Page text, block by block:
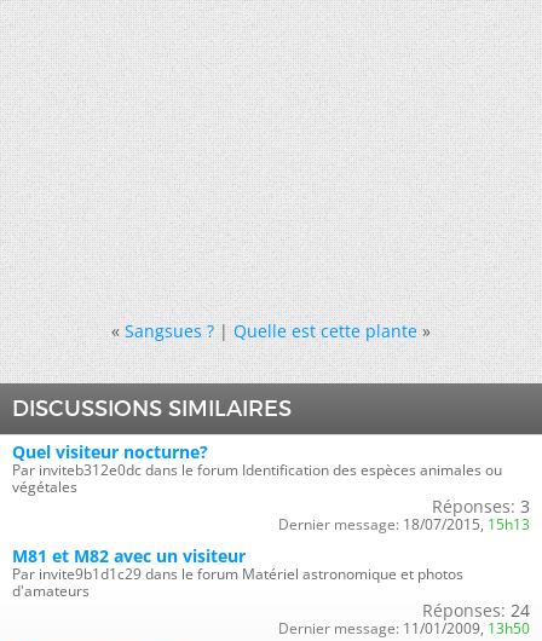
« Sangsues ?|Quelle est cette plante »
DISCUSSIONS SIMILAIRES
Quel visiteur nocturne?
Par inviteb312e0dc dans le forum Identification des espèces animales ou
végétales
Réponses: 3
Dernier message: 18/07/2015, 15h13
M81 et M82 avec un visiteur
Par invite9b1d1c29 dans le forum Matériel astronomique et photos
d'amateurs
Réponses: 24
Dernier message: 11/01/2009, 13h50